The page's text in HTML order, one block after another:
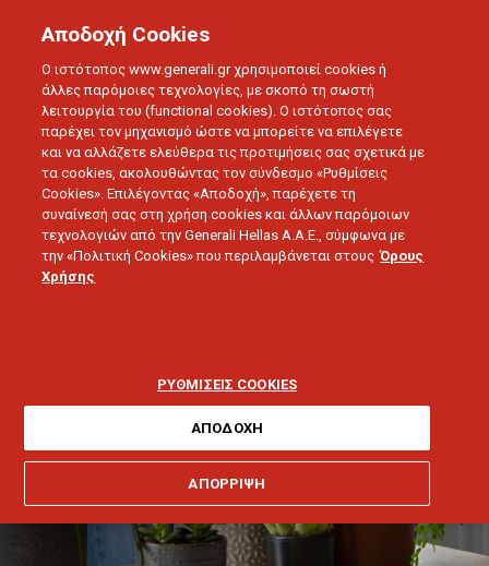
εσωτερικού χώρου
Αποδοχή Cookies
Ο ιστότοπος www.generali.gr χρησιμοποιεί cookies ή
άλλες παρόμοιες τεχνολογίες, με σκοπό τη σωστή
λειτουργία του (functional cookies). Ο ιστότοπος σας
παρέχει τον μηχανισμό ώστε να μπορείτε να επιλέγετε
και να αλλάζετε ελεύθερα τις προτιμήσεις σας σχετικά με
τα cookies, ακολουθώντας τον σύνδεσμο «Ρυθμίσεις
Cookies». Επιλέγοντας «Αποδοχή», παρέχετε τη
συναίνεσή σας στη χρήση cookies και άλλων παρόμοιων
τεχνολογιών από την Generali Hellas A.A.E., σύμφωνα με
την «Πολιτική Cookies» που περιλαμβάνεται στους Όρους
Χρήσης
ΡΥΘΜΙΣΕΙΣ COOKIES
ΑΠΟΡΡΙΨΗ
ΑΠΟΔΟΧΗ